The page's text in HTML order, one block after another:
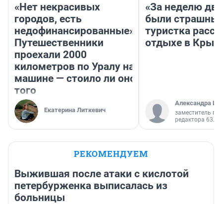
«Нет некрасивых
городов, есть
недофинансированные».
Путешественники
проехали 2000
километров по Уралу на
машине — стоило ли оно
того
Екатерина Литкевич
«За неделю
были
туристка
отдыхе в
Александра
заместитель
редактора 63.RU
РЕКОМЕНДУЕМ
Выжившая после атаки с кислотой
петербурженка выписалась из
больницы